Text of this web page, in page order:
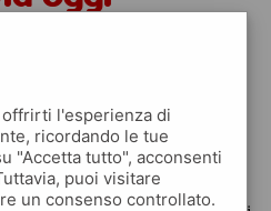
q8
l'esperienza di
ricordando le tue
"Accetta tutto", acconsenti
puoi visitare
un consenso controllato.